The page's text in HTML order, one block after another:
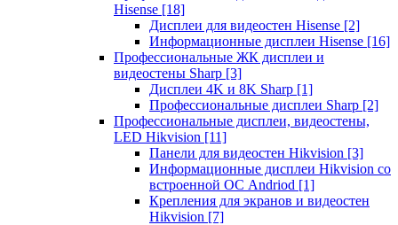
Hisense [18]
Дисплеи для видеостен Hisense [2]
Информационные дисплеи Hisense [16]
Профессиональные ЖК дисплеи и
видеостены Sharp [3]
Дисплеи 4K и 8K Sharp [1]
Профессиональные дисплеи Sharp [2]
Профессиональные дисплеи, видеостены,
LED Hikvision [11]
Панели для видеостен Hikvision [3]
Информационные дисплеи Hikvision со
встроенной ОС Andriod [1]
Крепления для экранов и видеостен
Hikvision [7]